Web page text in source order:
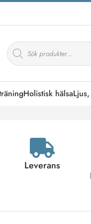
Holistisk hälsa
Leverans